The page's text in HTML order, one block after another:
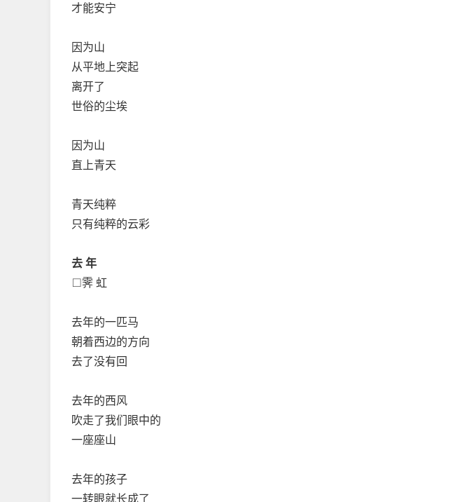
才能安宁
因为山
从平地上突起
离开了
世俗的尘埃
因为山
直上青天
青天纯粹
只有纯粹的云彩
去 年
□霁 虹
去年的一匹马
朝着西边的方向
去了没有回
去年的西风
吹走了我们眼中的
一座座山
去年的孩子
一转眼就长成了